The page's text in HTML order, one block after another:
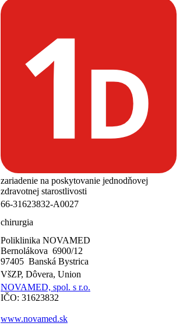
zariadenie na poskytovanie jednodňovej
zdravotnej starostlivosti
66-31623832-A0027
chirurgia
Poliklinika NOVAMED
Bernolákova 6900/12
97405 Banská Bystrica
VšZP, Dôvera, Union
NOVAMED, spol. s r.o.
IČO: 31623832
www.novamed.sk